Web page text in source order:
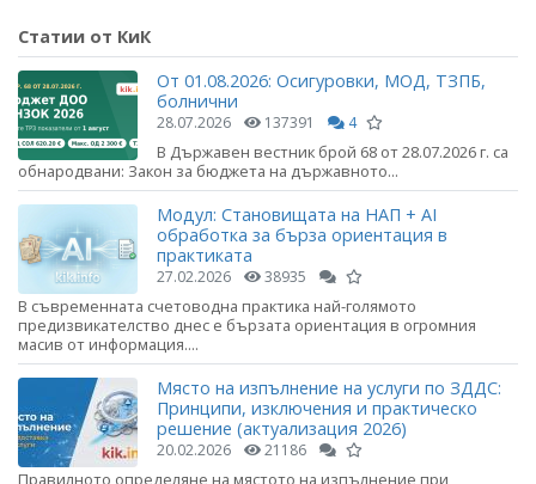
Статии от КиК
От 01.08.2026: Осигуровки, МОД, ТЗПБ,
болнични
28.07.2026 137391 4
В Държавен вестник брой 68 от 28.07.2026 г. са
обнародвани: Закон за бюджета на държавното...
Модул: Становищата на НАП + AI
обработка за бърза ориентация в
практиката
27.02.2026 38935
В съвременната счетоводна практика най-голямото
предизвикателство днес е бързата ориентация в огромния
масив от информация....
Място на изпълнение на услуги по ЗДДС:
Принципи, изключения и практическо
решение (актуализация 2026)
20.02.2026 21186